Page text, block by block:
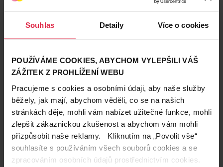
Souhlas Detaily Více o cookies
POUŽÍVÁME COOKIES, ABYCHOM VYLEPŠILI VÁŠ
ZÁŽITEK Z PROHLÍŽENÍ WEBU
Pracujeme s cookies a osobními údaji, aby naše služby
běžely, jak mají, abychom věděli, co se na našich
stránkách děje, mohli vám nabízet užitečné funkce, mohli
zlepšit zákaznickou zkušenost a abychom vám mohli
přizpůsobit naše reklamy. Kliknutím na „Povolit vše“
souhlasíte s používáním všech souborů cookies a se
zpracováním osobních údajů prostřednictvím cookies.
Značka Pampers
Obchodní
značka
Pampers
Podznačka Premium Care
Vhodné pro Pro děti